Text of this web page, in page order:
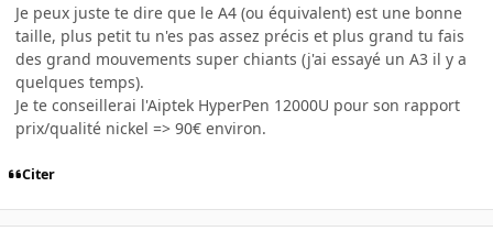
Je peux juste te dire que le A4 (ou équivalent) est une bonne
taille, plus petit tu n'es pas assez précis et plus grand tu fais
des grand mouvements super chiants (j'ai essayé un A3 il y a
quelques temps).
Je te conseillerai l'Aiptek HyperPen 12000U pour son rapport
prix/qualité nickel => 90€ environ.
Citer